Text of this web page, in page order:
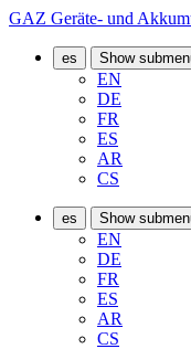
GAZ Geräte- und
es Show
EN
DE
FR
ES
AR
CS
es Show
EN
DE
FR
ES
AR
CS